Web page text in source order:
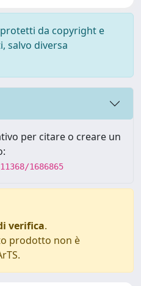
da copyright e
salvo diversa
per citare o creare un
1686865
verifica.
prodotto non è